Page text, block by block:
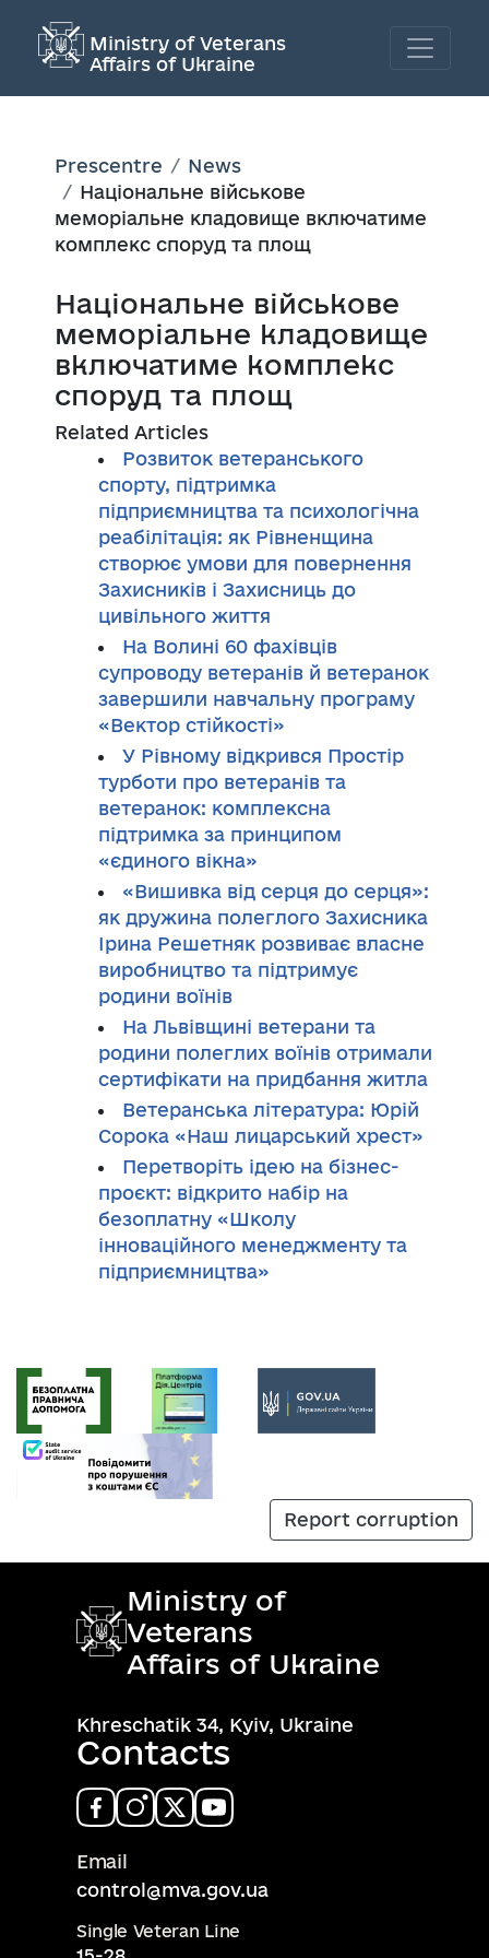
Ministry of Veterans
Affairs of Ukraine
Prescentre
News
Національне військове
меморіальне кладовище включатиме
комплекс споруд та площ
Національне військове
меморіальне кладовище
включатиме комплекс
споруд та площ
Related Articles
Розвиток ветеранського
спорту, підтримка
підприємництва та психологічна
реабілітація: як Рівненщина
створює умови для повернення
Захисників і Захисниць до
цивільного життя
На Волині 60 фахівців
супроводу ветеранів й ветеранок
завершили навчальну програму
«Вектор стійкості»
У Рівному відкрився Простір
турботи про ветеранів та
ветеранок: комплексна
підтримка за принципом
«єдиного вікна»
«Вишивка від серця до серця»:
як дружина полеглого Захисника
Ірина Решетняк розвиває власне
виробництво та підтримує
родини воїнів
На Львівщині ветерани та
родини полеглих воїнів отримали
сертифікати на придбання житла
Ветеранська література: Юрій
Сорока «Наш лицарський хрест»
Перетворіть ідею на бізнес-
проєкт: відкрито набір на
безоплатну «Школу
інноваційного менеджменту та
підприємництва»
Report corruption
Ministry of
Veterans
Affairs of Ukraine
Khreschatik 34, Kyiv, Ukraine
Contacts
Email
control@mva.gov.ua
Single Veteran Line